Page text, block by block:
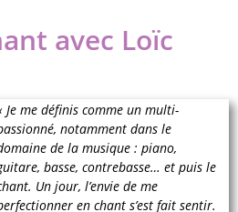
avec Loïc
Je me définis comme un multi-
notamment dans le
de la musique : piano,
basse, contrebasse… et puis le
Un jour, l’envie de me
en chant s’est fait sentir.